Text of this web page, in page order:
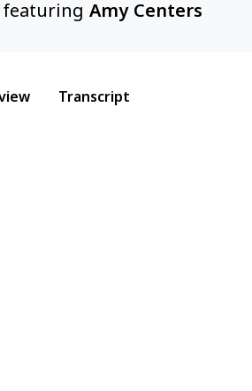
featuring Amy Centers
Transcript